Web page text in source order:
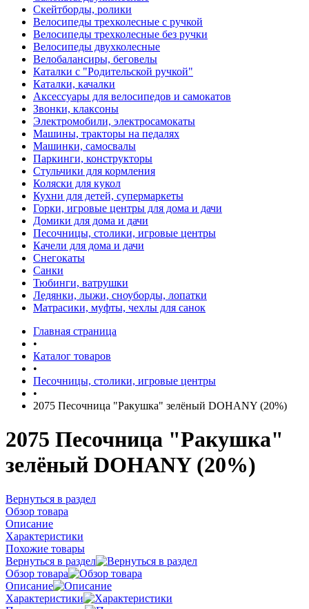
Скейтборды, ролики
Велосипеды трехколесные с ручкой
Велосипеды трехколесные без ручки
Велосипеды двухколесные
Велобалансиры, беговелы
Каталки с "Родительской ручкой"
Каталки, качалки
Аксессуары для велосипедов и самокатов
Звонки, клаксоны
Электромобили, электросамокаты
Машины, тракторы на педалях
Машинки, самосвалы
Паркинги, конструкторы
Стульчики для кормления
Коляски для кукол
Кухни для детей, супермаркеты
Горки, игровые центры для дома и дачи
Домики для дома и дачи
Песочницы, столики, игровые центры
Качели для дома и дачи
Снегокаты
Санки
Тюбинги, ватрушки
Ледянки, лыжи, сноуборды, лопатки
Матрасики, муфты, чехлы для санок
Главная страница
•
Каталог товаров
•
Песочницы, столики, игровые центры
•
2075 Песочница "Ракушка" зелёный DOHANY (20%)
2075 Песочница "Ракушка"
зелёный DOHANY (20%)
Вернуться в раздел
Обзор товара
Описание
Характеристики
Похожие товары
Вернуться в раздел
Обзор товара
Описание
Характеристики